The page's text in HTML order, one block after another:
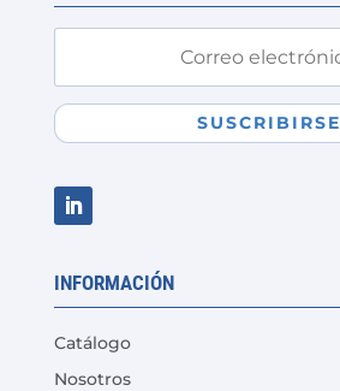
SUSCRIBIRSE
INFORMACIÓN
Catálogo
Nosotros